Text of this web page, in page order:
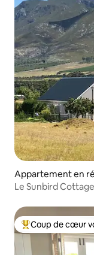
Appartement en
Le Sunbird
Coups de cœur
Coup de cœur